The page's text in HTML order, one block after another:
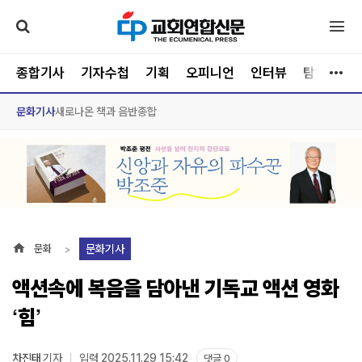
종합기사 기자수첩 기획 오피니언 인터뷰 탐방
문화기사새로나온 책과 음반종합
문화 문화기사
액션속에 복음을 담아낸 기독교 액션 영화
‘힘’
차진태 기자 입력 2025.11.29 15:42 댓글 0